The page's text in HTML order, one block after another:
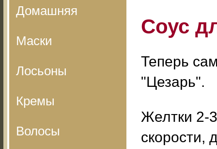
Домашняя
Маски
Лосьоны
Кремы
Волосы
Соус
Теперь
"Цезарь".
Желтки 2-
скорости,